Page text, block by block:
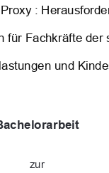
:
für Fachkräfte der
und
zur